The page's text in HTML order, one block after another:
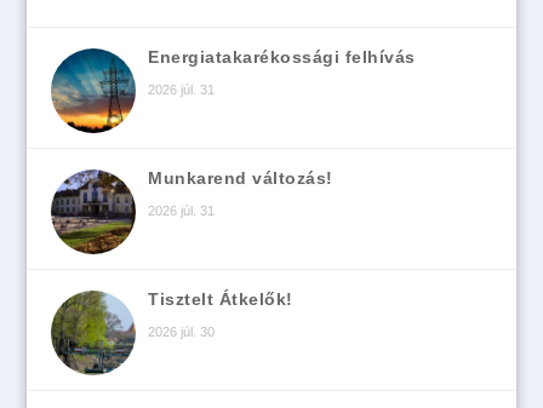
Energiatakarékossági felhívás
2026 júl. 31
Munkarend változás!
2026 júl. 31
Tisztelt Átkelők!
2026 júl. 30